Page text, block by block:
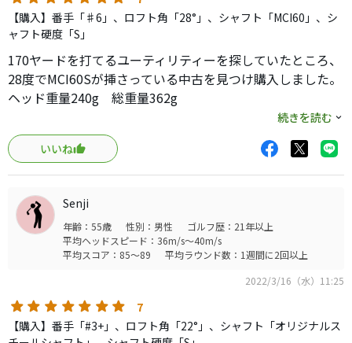
【購入】番手「♯6」、ロフト角「28°」、シャフト「MCI60」、シ
ャフト硬度「S」
170ヤードを打てるユーティリティーを探していたところ、
28度でMCI60Sが挿さっている中古を見つけ購入しました。
ヘッド重量240g 総重量362g
私はシャフトに鉛を10g貼ってバランス調整しました。
カチャカチャでロフト±0.5度ずつ最大±1.5まで調整できま
す。
つかまりが良くスライスしたり右にふけるような球は出ま
せん。
ディープフェースで簡単に拾ってくれるので、打ち込まずに
払い打った方が良いと思います。芯も広く難しさのような
ものは全く感じません。
うな感じなので好みは分かれると思います。
続きを読む
いいね
Senji
年齢：55歳 性別：男性
ゴルフ歴：21年以上
平均ヘッドスピード：36m/s～40m/s
平均スコア：85～89
平均ラウンド数：1週間に2回以上
2022/3/16（水）11:25
7
【購入】番手「#3+」、ロフト角「22°」、シャフト「オリジナルス